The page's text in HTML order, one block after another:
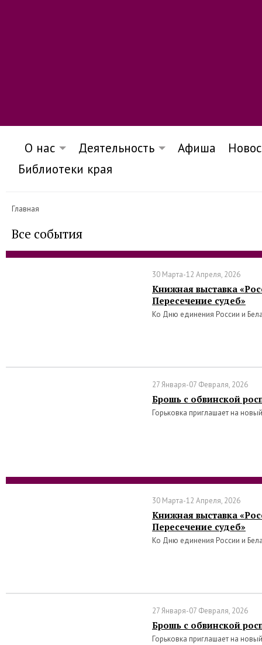
О нас Деятельность Афиша
Библиотеки края
Главная
Все события
30 Марта-12 Апреля, 2026
Книжная выставка
Пересечение судеб»
Ко Дню единения России и
27 Января-07 Февраля, 2026
Брошь с обвинской
Горьковка приглашает на
30 Марта-12 Апреля, 2026
Книжная выставка
Пересечение судеб»
Ко Дню единения России и
27 Января-07 Февраля, 2026
Брошь с обвинской
Горьковка приглашает на